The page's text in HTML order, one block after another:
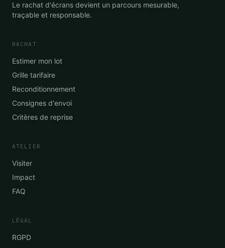
Le rachat d'écrans devient un parcours mesurable,
traçable et responsable.
RACHAT
Estimer mon lot
Grille tarifaire
Reconditionnement
Consignes d'envoi
Critères de reprise
ATELIER
Visiter
Impact
FAQ
LÉGAL
RGPD